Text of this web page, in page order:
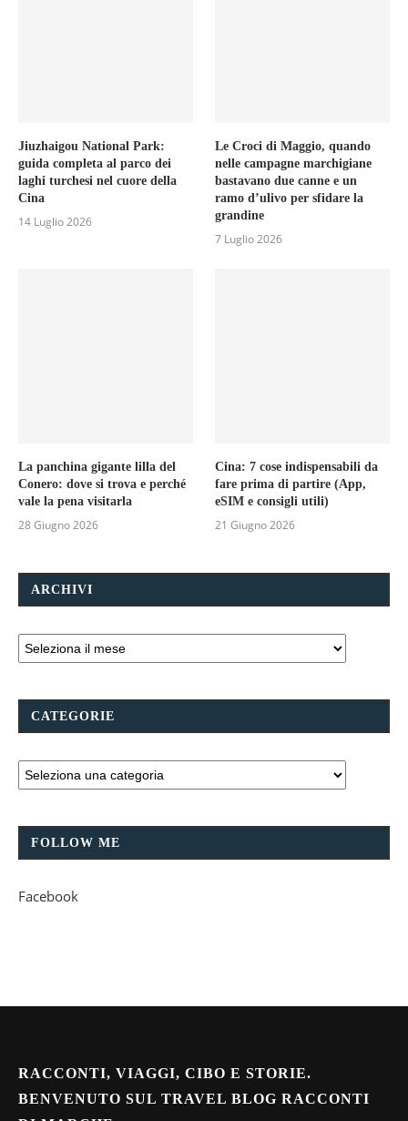
Jiuzhaigou National Park:
guida completa al parco dei
laghi turchesi nel cuore della
Cina
14 Luglio 2026
Le Croci di Maggio, quando
nelle campagne marchigiane
bastavano due canne e un
ramo d’ulivo per sfidare la
grandine
7 Luglio 2026
La panchina gigante lilla del
Conero: dove si trova e perché
vale la pena visitarla
28 Giugno 2026
Cina: 7 cose indispensabili da
fare prima di partire (App,
eSIM e consigli utili)
21 Giugno 2026
ARCHIVI
CATEGORIE
FOLLOW ME
Facebook
RACCONTI, VIAGGI, CIBO E STORIE.
BENVENUTO SUL TRAVEL BLOG RACCONTI